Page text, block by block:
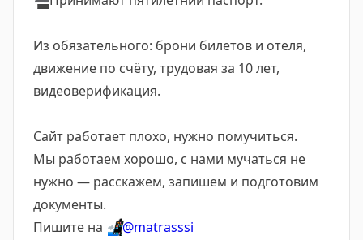
Из обязательного: брони билетов и отеля,
движение по счёту, трудовая за 10 лет,
видеоверификация.
Сайт работает плохо, нужно помучиться.
Мы работаем хорошо, с нами мучаться не
нужно — расскажем, запишем и подготовим
документы.
Пишите на 📲@matrasssi